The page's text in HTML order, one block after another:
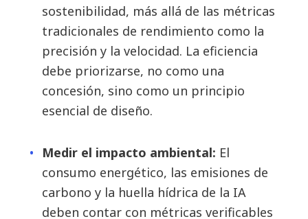
sostenibilidad, más allá de las métricas
tradicionales de rendimiento como la
precisión y la velocidad. La eficiencia
debe priorizarse, no como una
concesión, sino como un principio
esencial de diseño.
Medir el impacto ambiental: El
consumo energético, las emisiones de
carbono y la huella hídrica de la IA
deben contar con métricas verificables